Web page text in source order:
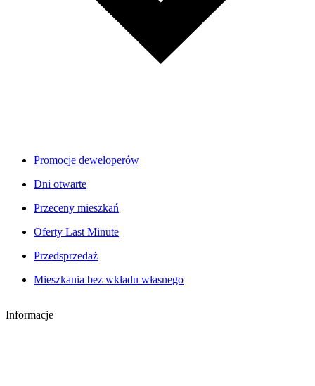
Promocje deweloperów
Dni otwarte
Przeceny mieszkań
Oferty Last Minute
Przedsprzedaż
Mieszkania bez wkładu własnego
Informacje